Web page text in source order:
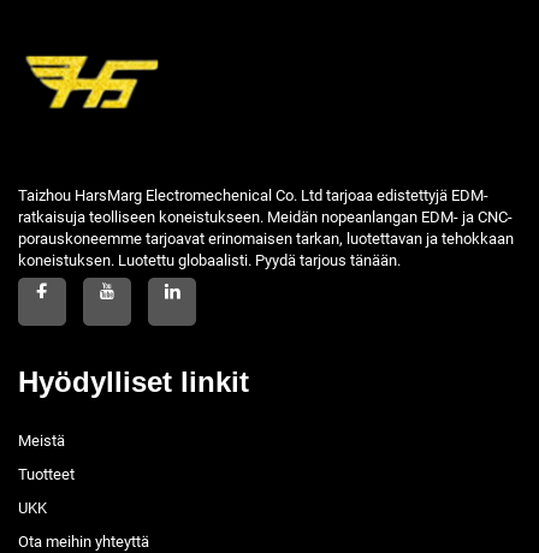
Taizhou HarsMarg Electromechenical Co. Ltd tarjoaa edistettyjä EDM-
ratkaisuja teolliseen koneistukseen. Meidän nopeanlangan EDM- ja CNC-
porauskoneemme tarjoavat erinomaisen tarkan, luotettavan ja tehokkaan
koneistuksen. Luotettu globaalisti. Pyydä tarjous tänään.
Hyödylliset linkit
Meistä
Tuotteet
UKK
Ota meihin yhteyttä